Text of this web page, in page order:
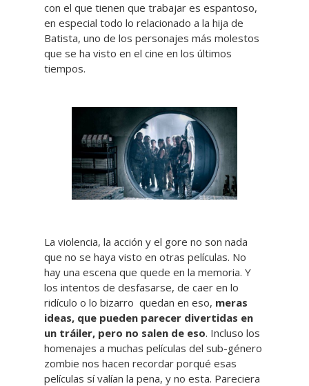
con el que tienen que trabajar es espantoso,
en especial todo lo relacionado a la hija de
Batista, uno de los personajes más molestos
que se ha visto en el cine en los últimos
tiempos.
La violencia, la acción y el gore no son nada
que no se haya visto en otras películas. No
hay una escena que quede en la memoria. Y
los intentos de desfasarse, de caer en lo
ridículo o lo bizarro quedan en eso, meras
ideas, que pueden parecer divertidas en
un tráiler, pero no salen de eso. Incluso los
homenajes a muchas películas del sub-género
zombie nos hacen recordar porqué esas
películas sí valían la pena, y no esta. Pareciera